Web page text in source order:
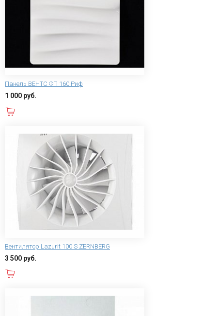
Панель ВЕНТС ФП 160 Риф
1 000 руб.
Вентилятор Lazurit 100 S ZERNBERG
3 500 руб.